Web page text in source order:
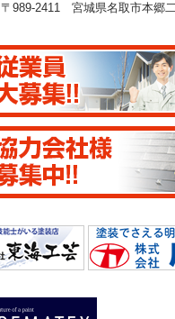
〒989-2411 宮城県名取市本郷